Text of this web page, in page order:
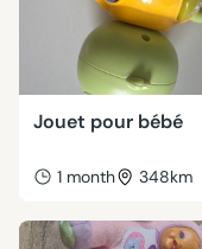
Jouet pour bébé
1 month 348km